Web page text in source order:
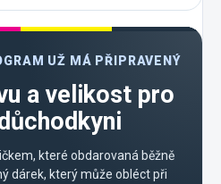
UŽ MÁ PŘIPRAVENÝ
a velikost pro
které obdarovaná běžně
dárek, který může obléct při